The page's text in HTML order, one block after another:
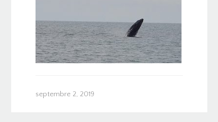
septembre 2, 2019